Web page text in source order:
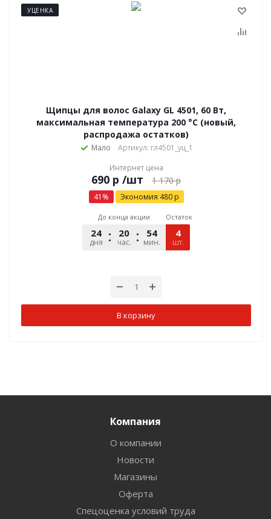
УЦЕНКА
Щипцы для волос Galaxy GL 4501, 60 Вт,
максимальная температура 200 °С (новый,
распродажа остатков)
Мало
Артикул: гл4501_уц_1
Интернет цена
р /шт 1 170р
41 % Экономия 480р
До конца акции
24
дня
20
час.
54
мин.
52
сек.
Остаток
4
шт.
В корзину
Компания
О компании
Новости
Магазины
Оферта
Спецоценка условий труда